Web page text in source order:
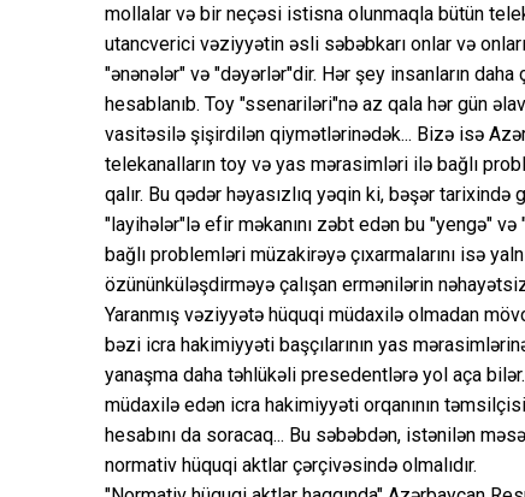
mollalar və bir neçəsi istisna olunmaqla bütün
utancverici vəziyyətin əsli səbəbkarı onlar və
"ənənələr" və "dəyərlər"dir. Hər şey insanların
hesablanıb. Toy "ssenariləri"nə az qala hər gün
vasitəsilə şişirdilən qiymətlərinədək... Bizə isə
telekanalların toy və yas mərasimləri ilə bağlı
qalır. Bu qədər həyasızlıq yəqin ki, bəşər
"layihələr"lə efir məkanını zəbt edən bu "yengə"
bağlı problemləri müzakirəyə çıxarmalarını isə
özününküləşdirməyə çalışan ermənilərin
Yaranmış vəziyyətə hüquqi müdaxilə olmadan
bəzi icra hakimiyyəti başçılarının yas
yanaşma daha təhlükəli presedentlərə yol aça
müdaxilə edən icra hakimiyyəti orqanının
hesabını da soracaq... Bu səbəbdən, istənilən
normativ hüquqi aktlar çərçivəsində olmalıdır.